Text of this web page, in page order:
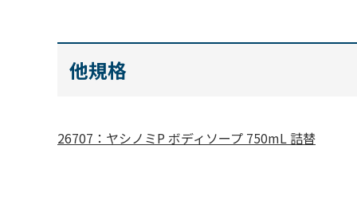
他規格
26707：ヤシノミP ボディソープ 750mL 詰替